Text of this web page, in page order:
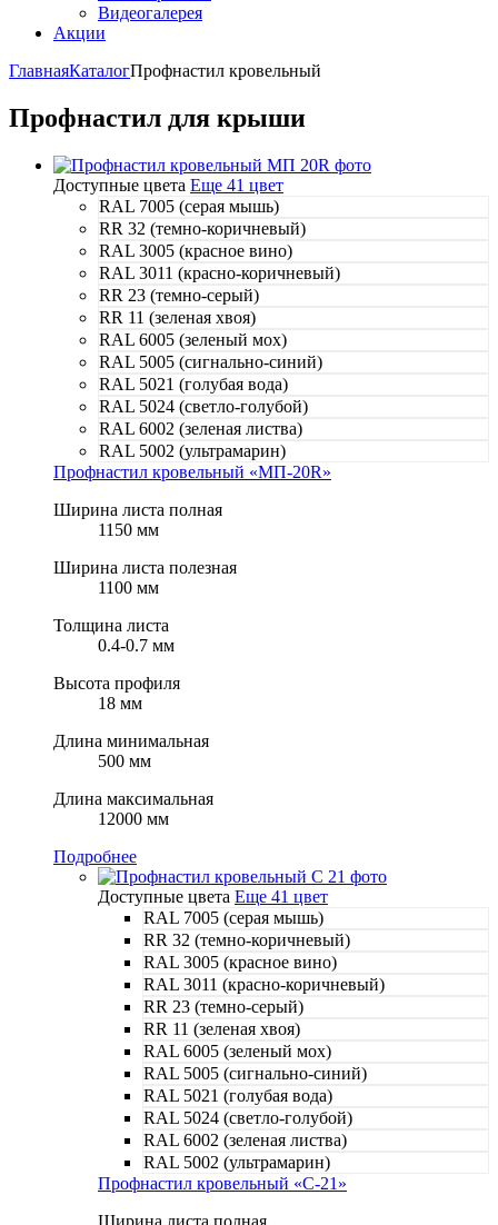
Видеогалерея
Акции
ГлавнаяКаталогПрофнастил кровельный
Профнастил для крыши
Доступные цвета Еще 41 цвет
RAL 7005 (серая мышь)
RR 32 (темно-коричневый)
RAL 3005 (красное вино)
RAL 3011 (красно-коричневый)
RR 23 (темно-серый)
RR 11 (зеленая хвоя)
RAL 6005 (зеленый мох)
RAL 5005 (сигнально-синий)
RAL 5021 (голубая вода)
RAL 5024 (светло-голубой)
RAL 6002 (зеленая листва)
RAL 5002 (ультрамарин)
Профнастил кровельный «МП-20R»
Ширина листа полная
1150 мм
Ширина листа полезная
1100 мм
Толщина листа
0.4-0.7 мм
Высота профиля
18 мм
Длина минимальная
500 мм
Длина максимальная
12000 мм
Подробнее
Доступные цвета Еще 41 цвет
RAL 7005 (серая мышь)
RR 32 (темно-коричневый)
RAL 3005 (красное вино)
RAL 3011 (красно-коричневый)
RR 23 (темно-серый)
RR 11 (зеленая хвоя)
RAL 6005 (зеленый мох)
RAL 5005 (сигнально-синий)
RAL 5021 (голубая вода)
RAL 5024 (светло-голубой)
RAL 6002 (зеленая листва)
RAL 5002 (ультрамарин)
Профнастил кровельный «С-21»
Ширина листа полная